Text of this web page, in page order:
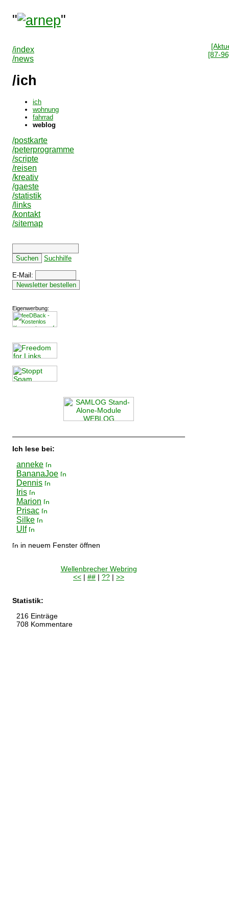
" "
/index
/news
/ich
ich
wohnung
fahrrad
weblog
/postkarte
/peterprogramme
/scripte
/reisen
/kreativ
/gaeste
/statistik
/links
/kontakt
/sitemap
Suchhilfe
E-Mail:
Eigenwerbung:
Ich lese bei:
anneke
BananaJoe
Dennis
Iris
Marion
Prisac
Silke
Ulf
in neuem Fenster öffnen
Wellenbrecher Webring
<< | ## | ?? | >>
Statistik:
216 Einträge
708 Kommentare
[87-